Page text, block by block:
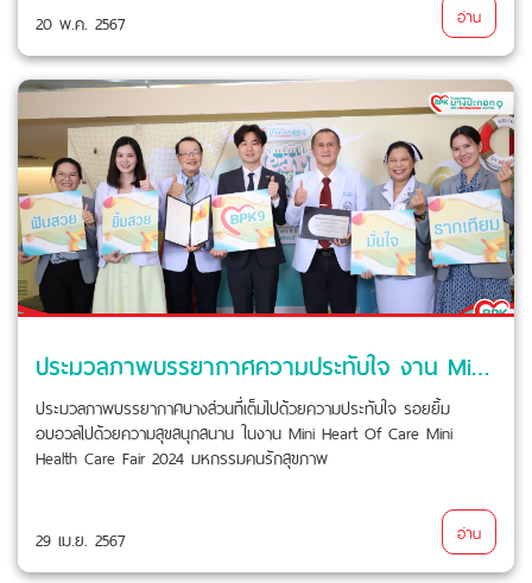
20 พ.ค. 2567 อ่าน
ประมวลภาพบรรยากาศความประทับใจ งาน Mini Heart Of Care Mini Health Care Fair 2024 มหกรรมคนรักสุขภาพ
ประมวลภาพบรรยากาศบางส่วนที่เต็มไปด้วยความประทับใจ รอยยิ้ม
อบอวลไปด้วยความสุขสนุกสนาน ในงาน Mini Heart Of Care Mini
Health Care Fair 2024 มหกรรมคนรักสุขภาพ
29 เม.ย. 2567 อ่าน